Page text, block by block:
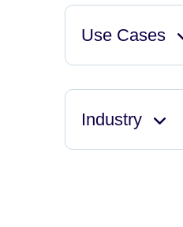
Use Cases
Industry